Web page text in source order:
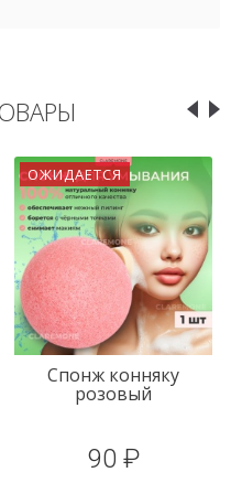
ОЖИДАЕТСЯ
Спонж конняку
розовый
90 ₽